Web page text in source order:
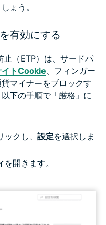
ょう。
有効にする
（ETP）は、サードパ
イトCookie、フィンガー
マイナーをブロックす
下の手順で「厳格」に
ックし、 設定を選択しま
を開きます。